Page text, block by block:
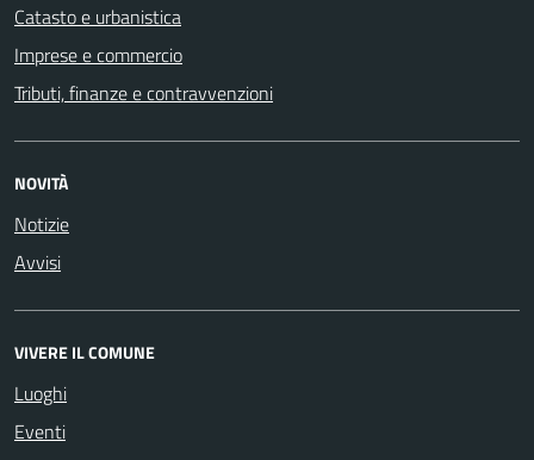
Catasto e urbanistica
Imprese e commercio
Tributi, finanze e contravvenzioni
NOVITÀ
Notizie
Avvisi
VIVERE IL COMUNE
Luoghi
Eventi